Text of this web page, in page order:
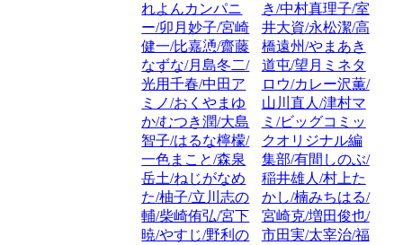
れよんカンパニ
ー/卯月妙子/宮崎
健一/比嘉慂/齋藤
なずな/月島冬二/
光用千春/中田ア
ミノ/おくやまゆ
か/むつき潤/大島
智子/はるな檸檬/
一色まこと/森泉
岳土/ねじがなめ
た/柚子/立川志の
輔/柴崎侑弘/宮下
暁/やすじ/野利の
き/中村真理子/室
井大資/永松潔/高
橋遠州/やまあき
道屯/望月ミネタ
ロウ/カレー沢薫/
山川直人/津村マ
ミ/ビッグコミッ
クオリジナル編
集部/有間しのぶ/
稲井雄人/村上た
かし/楠みちはる/
宮崎克/増田俊也/
市田実/太宰治/福